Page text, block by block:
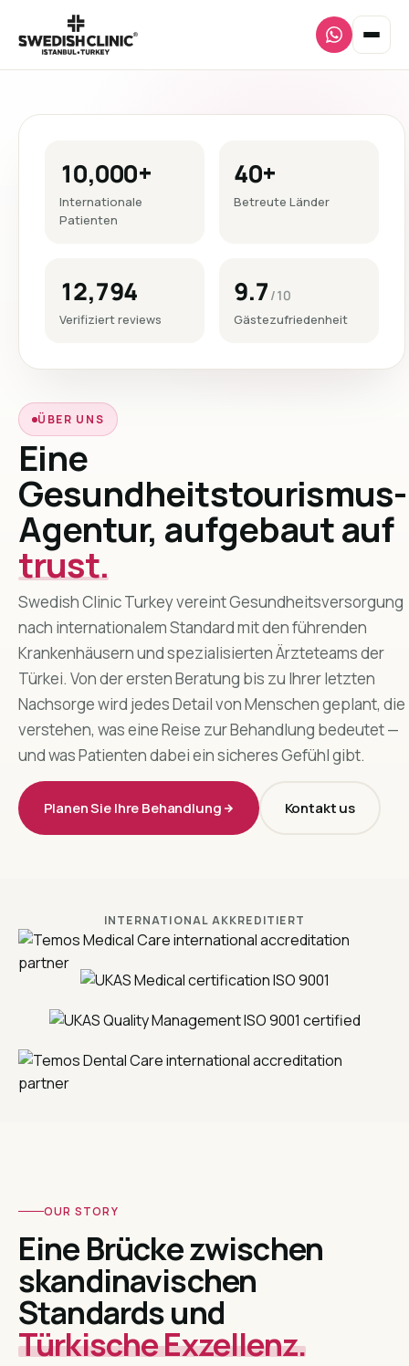
ÜBER UNS
Eine
Gesundheitstourismus-
Agentur, aufgebaut auf
trust.
Swedish Clinic Turkey vereint Gesundheitsversorgung
nach internationalem Standard mit den führenden
Krankenhäusern und spezialisierten Ärzteteams der
Türkei. Von der ersten Beratung bis zu Ihrer letzten
Nachsorge wird jedes Detail von Menschen geplant, die
verstehen, was eine Reise zur Behandlung bedeutet —
und was Patienten dabei ein sicheres Gefühl gibt.
Planen Sie Ihre Behandlung Kontakt us
10,000+
Internationale
Patienten
40+
Betreute Länder
12,794
Verifiziert reviews
9.7 /10
Gästezufriedenheit
INTERNATIONAL AKKREDITIERT
OUR STORY
Eine Brücke zwischen
skandinavischen
Standards und
Türkische Exzellenz.